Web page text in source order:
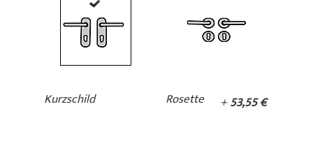
Kurzschild Rosette +53,55 €